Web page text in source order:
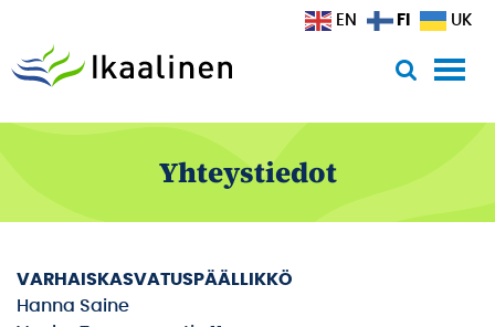
Yhteystiedot
VARHAISKASVATUSPÄÄLLIKKÖ
Hanna Saine
EN FI UK